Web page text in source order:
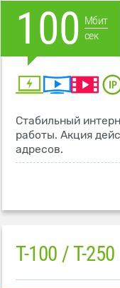
100 Мбит
сек
Стабильный
работы. Акция
адресов.
T-100 / T-250